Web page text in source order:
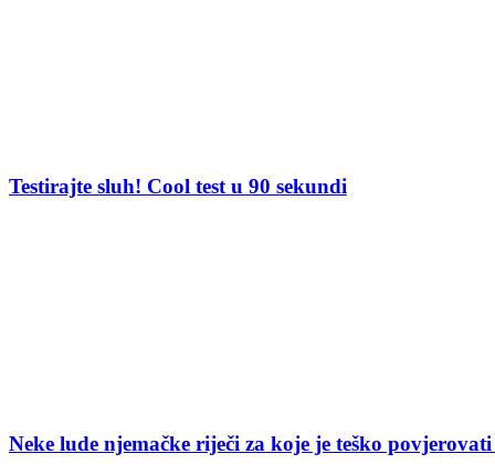
Testirajte sluh! Cool test u 90 sekundi
Neke lude njemačke riječi za koje je teško